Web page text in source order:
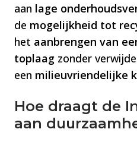
aan lage
de mogelijkheid tot
het aanbrengen van
toplaag zonder
een milieuvriendelijke
Hoe draagt de
aan